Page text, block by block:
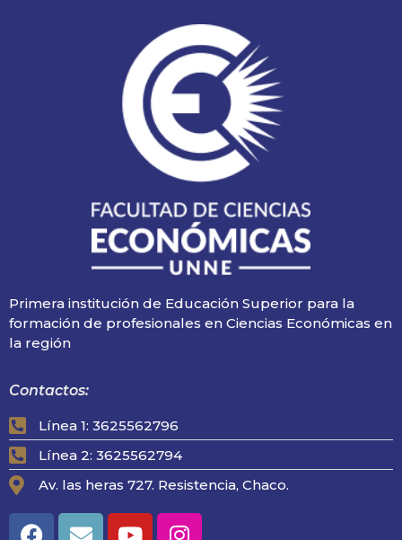
Primera institución de Educación Superior para la
formación de profesionales en Ciencias Económicas en
la región
Contactos:
Línea 1: 3625562796
Línea 2: 3625562794
Av. las heras 727. Resistencia, Chaco.